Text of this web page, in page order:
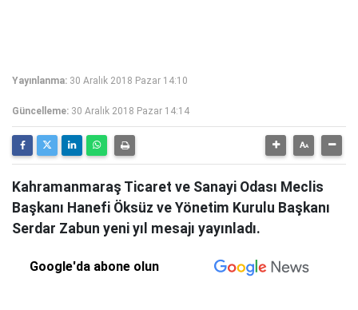
Yayınlanma: 30 Aralık 2018 Pazar 14:10
Güncelleme: 30 Aralık 2018 Pazar 14:14
Kahramanmaraş Ticaret ve Sanayi Odası Meclis
Başkanı Hanefi Öksüz ve Yönetim Kurulu Başkanı
Serdar Zabun yeni yıl mesajı yayınladı.
Google'da abone olun